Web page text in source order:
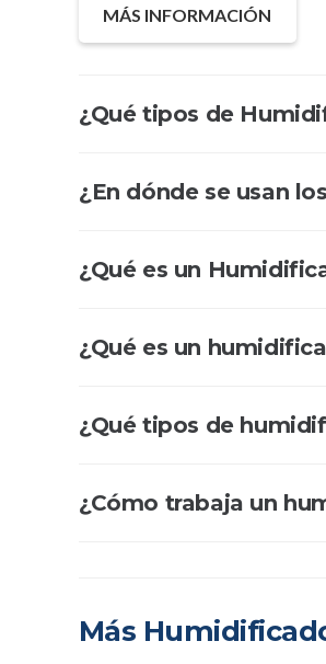
MÁS INFORMACIÓN
¿Qué tipos de
¿En dónde se usan
¿Qué es un
¿Qué es un
¿Qué tipos de
¿Cómo trabaja un
Más